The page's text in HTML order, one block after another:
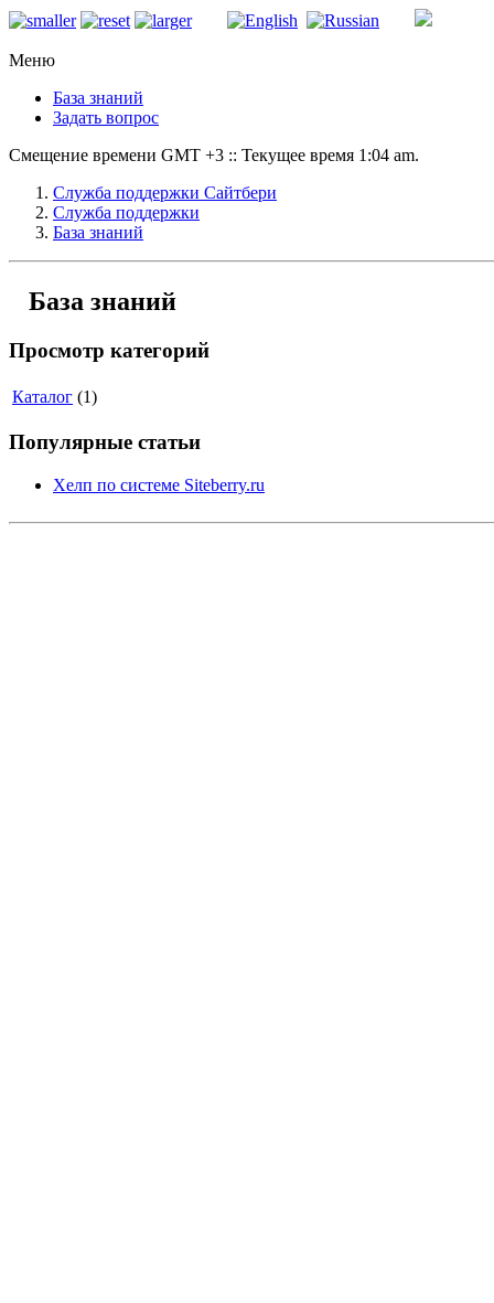
Меню
База знаний
Задать вопрос
Смещение времени GMT +3 :: Текущее время 1:04 am.
Служба поддержки Сайтбери
Служба поддержки
База знаний
База знаний
Просмотр категорий
Каталог (1)
Популярные статьи
Хелп по системе Siteberry.ru